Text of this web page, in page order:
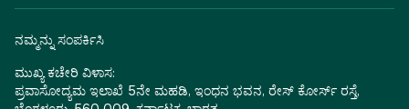
ನಮ್ಮನ್ನು ಸಂಪರ್ಕಿಸಿ
ಮುಖ್ಯ ಕಚೇರಿ ವಿಳಾಸ:
ಪ್ರವಾಸೋದ್ಯಮ ಇಲಾಖೆ 5ನೇ ಮಹಡಿ, ಇಂಧನ ಭವನ, ರೇಸ್ ಕೋರ್ಸ್ ರಸ್ತೆ,